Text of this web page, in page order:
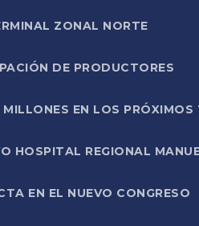
ZONAL NORTE
DE PRODUCTORES
EN LOS PRÓXIMOS
HOSPITAL REGIONAL
EN EL NUEVO CONGRESO